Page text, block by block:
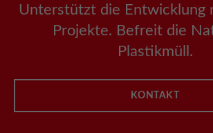
Unterstützt die Entwicklung
Projekte. Befreit die
Plastikmüll.
KONTAKT